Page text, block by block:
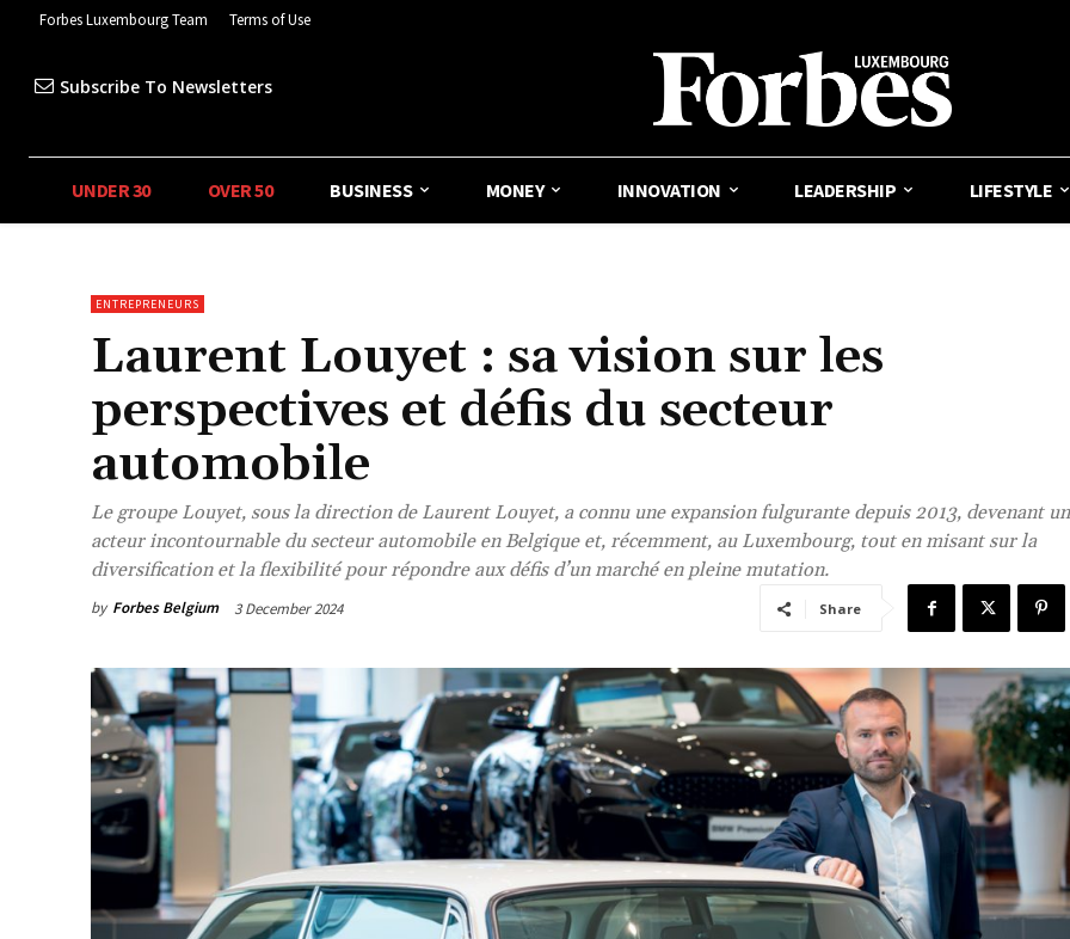
Forbes Luxembourg Team Terms of Use
Subscribe To Newsletters
UNDER 30 OVER 50 BUSINESS MONEY INNOVATION LEADERSHIP LIFESTYLE
ENTREPRENEURS
Laurent Louyet : sa vision sur les
perspectives et défis du secteur
automobile
Le groupe Louyet, sous la direction de Laurent Louyet, a connu une expansion fulgurante depuis 2013, devenant un
acteur incontournable du secteur automobile en Belgique et, récemment, au Luxembourg, tout en misant sur la
diversification et la flexibilité pour répondre aux défis d’un marché en pleine mutation.
by Forbes Belgium 3 December 2024 Share